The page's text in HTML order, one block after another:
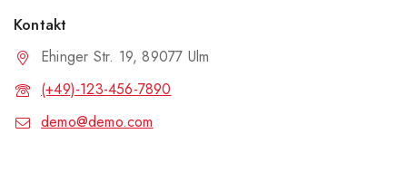
Kontakt
Ehinger Str. 19, 89077 Ulm
(+49)-123-456-7890
demo@demo.com